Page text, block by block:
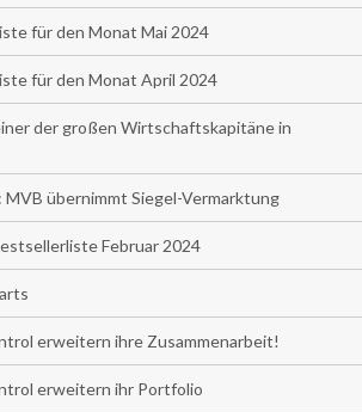
für den Monat Mai 2024
für den Monat April 2024
der großen Wirtschaftskapitäne in
übernimmt Siegel-Vermarktung
Februar 2024
erweitern ihre Zusammenarbeit!
erweitern ihr Portfolio